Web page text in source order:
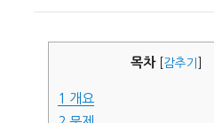
자
목차
감추기
1 개요